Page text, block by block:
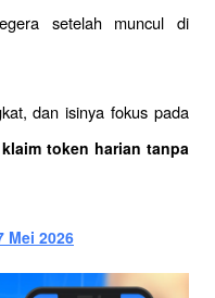
setelah muncul di
dan isinya fokus pada
klaim token harian tanpa
Mei 2026